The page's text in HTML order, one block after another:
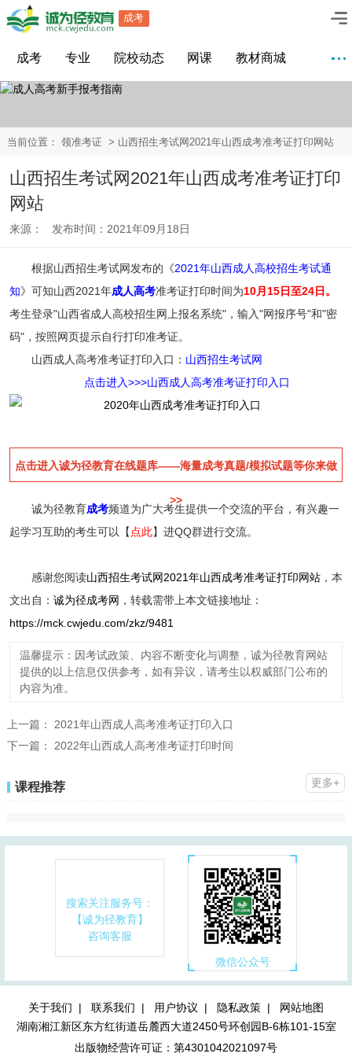
成考
成考 专业 院校动态 网课 教材商城
当前位置： 领准考证> 山西招生考试网2021年山西成考准考证打印网站
山西招生考试网2021年山西成考准考证打印
网站
来源： 发布时间：2021年09月18日
根据山西招生考试网发布的《2021年山西成人高校招生考试通
知》可知山西2021年成人高考准考证打印时间为10月15日至24日。
考生登录"山西省成人高校招生网上报名系统"，输入"网报序号"和"密
码"，按照网页提示自行打印准考证。
山西成人高考准考证打印入口： 山西招生考试网
点击进入>>>山西成人高考准考证打印入口
点击进入诚为径教育在线题库——海量成考真题/模拟试题等你来做
>>
诚为径教育成考频道为广大考生提供一个交流的平台，有兴趣一
起学习互助的考生可以【 点此】进QQ群进行交流。
感谢您阅读山西招生考试网2021年山西成考准考证打印网站，本
文出自： 诚为径成考网 ，转载需带上本文链接地址：
https://mck.cwjedu.com/zkz/9481
温馨提示：因考试政策、内容不断变化与调整，诚为径教育网站
提供的以上信息仅供参考，如有异议，请考生以权威部门公布的
内容为准。
上一篇： 2021年山西成人高考准考证打印入口
下一篇： 2022年山西成人高考准考证打印时间
课程推荐 更多+
搜索关注服务号：
【诚为径教育】
咨询客服
微信公众号
关于我们 | 联系我们 | 用户协议 | 隐私政策 |
网站地图
湖南湘江新区东方红街道岳麓西大道2450号环创园B-6栋101-15室
出版物经营许可证：第4301042021097号